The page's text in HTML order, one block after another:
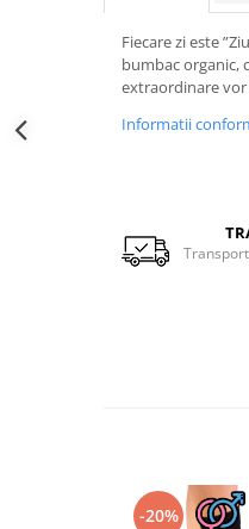
Merino Warm
Cutie Cadou Merino
Drumetie
Sosete termice
Fiecare zi este
bumbac organic,
extraordinare vor
Informatii
-20%